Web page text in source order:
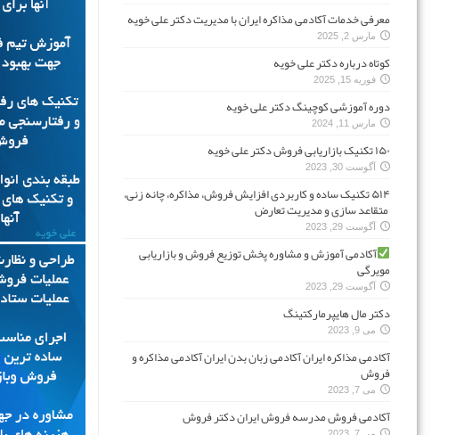
معرفی خدمات آکادمی مذاکره ایران با مدیریت دکتر علی خویه
مارس 2, 2025
کوتاه درباره دکتر علی خویه
فوریه 15, 2025
دوره آموزشی کوچینگ دکتر علی خویه
مارس 11, 2024
۱۵۰ تکنیک بازاریابی فروش دکتر علی خویه
آگوست 30, 2023
۵۱۴ تکنیک ساده و کاربردی افزایش فروش، مذاکره، چانه زنی،
متقاعد سازی و مدیریت تعارض
آگوست 29, 2023
آکادمی آموزش و مشاوره پخش توزیع فروش و بازاریابی
مویرگی
آگوست 29, 2023
دکتر مال هایپرمارکتینگ
می 9, 2023
آکادمی مذاکره ایران آکادمی زبان بدن ایران آکادمی مذاکره و
فروش
می 7, 2023
آکادمی فروش مدرسه فروش ایران دکتر فروش